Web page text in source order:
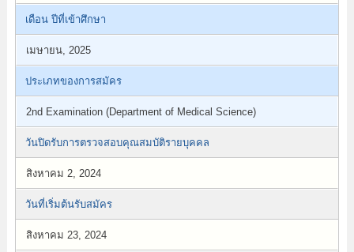
เดือน ปีที่เข้าศึกษา
เมษายน, 2025
ประเภทของการสมัคร
2nd Examination (Department of Medical Science)
วันปิดรับการตรวจสอบคุณสมบัติรายบุคคล
สิงหาคม 2, 2024
วันที่เริ่มต้นรับสมัคร
สิงหาคม 23, 2024